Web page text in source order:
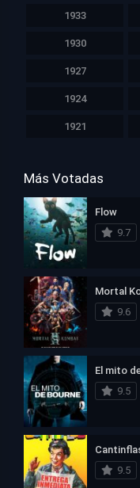
1933
1930
1927
1924
1921
Más Votadas
Flow
9.7
Mortal
9.6
El mito
9.5
9.5